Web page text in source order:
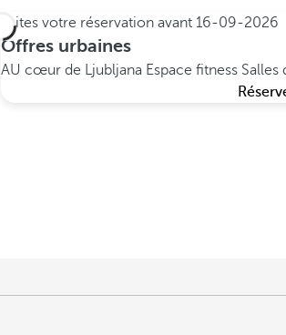
Faites votre réservation avant 16-09-2026
Offres urbaines
AU cœur de Ljubljana Espace fitness Salles